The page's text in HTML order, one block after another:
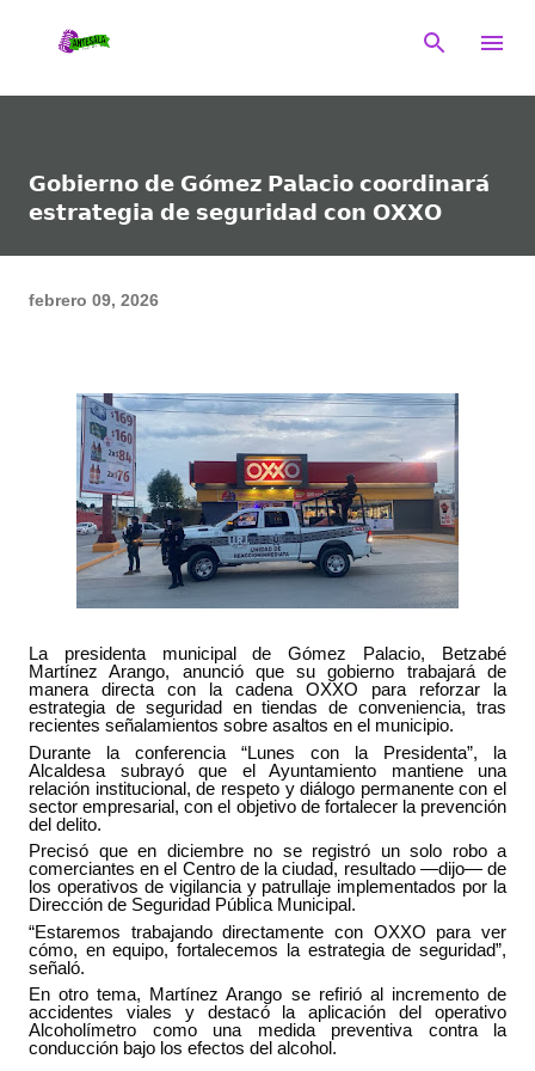
𝗚𝗼𝗯𝗶𝗲𝗿𝗻𝗼 𝗱𝗲 𝗚𝗼́𝗺𝗲𝘇 𝗣𝗮𝗹𝗮𝗰𝗶𝗼 𝗰𝗼𝗼𝗿𝗱𝗶𝗻𝗮𝗿𝗮́
𝗲𝘀𝘁𝗿𝗮𝘁𝗲𝗴𝗶𝗮 𝗱𝗲 𝘀𝗲𝗴𝘂𝗿𝗶𝗱𝗮𝗱 𝗰𝗼𝗻 𝗢𝗫𝗫𝗢
febrero 09, 2026
La presidenta municipal de Gómez Palacio, Betzabé
Martínez Arango, anunció que su gobierno trabajará de
manera directa con la cadena OXXO para reforzar la
estrategia de seguridad en tiendas de conveniencia, tras
recientes señalamientos sobre asaltos en el municipio.
Durante la conferencia “Lunes con la Presidenta”, la
Alcaldesa subrayó que el Ayuntamiento mantiene una
relación institucional, de respeto y diálogo permanente con el
sector empresarial, con el objetivo de fortalecer la prevención
del delito.
Precisó que en diciembre no se registró un solo robo a
comerciantes en el Centro de la ciudad, resultado —dijo— de
los operativos de vigilancia y patrullaje implementados por la
Dirección de Seguridad Pública Municipal.
“Estaremos trabajando directamente con OXXO para ver
cómo, en equipo, fortalecemos la estrategia de seguridad”,
señaló.
En otro tema, Martínez Arango se refirió al incremento de
accidentes viales y destacó la aplicación del operativo
Alcoholímetro como una medida preventiva contra la
conducción bajo los efectos del alcohol.